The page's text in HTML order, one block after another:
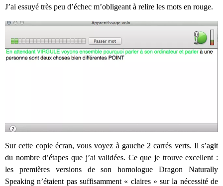
J’ai essuyé très peu d’échec m’obligeant à relire les mots en rouge.
Sur cette copie écran, vous voyez à gauche 2 carrés verts. Il s’agit
du nombre d’étapes que j’ai validées. Ce que je trouve excellent :
les premières versions de son homologue Dragon Naturally
Speaking n’étaient pas suffisamment « claires » sur la nécessité de